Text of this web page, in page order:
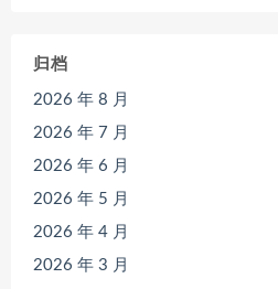
归档
2026 年 8 月
2026 年 7 月
2026 年 6 月
2026 年 5 月
2026 年 4 月
2026 年 3 月